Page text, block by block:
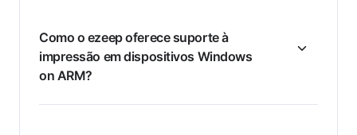
Como o ezeep oferece suporte à
impressão em dispositivos Windows
on ARM?